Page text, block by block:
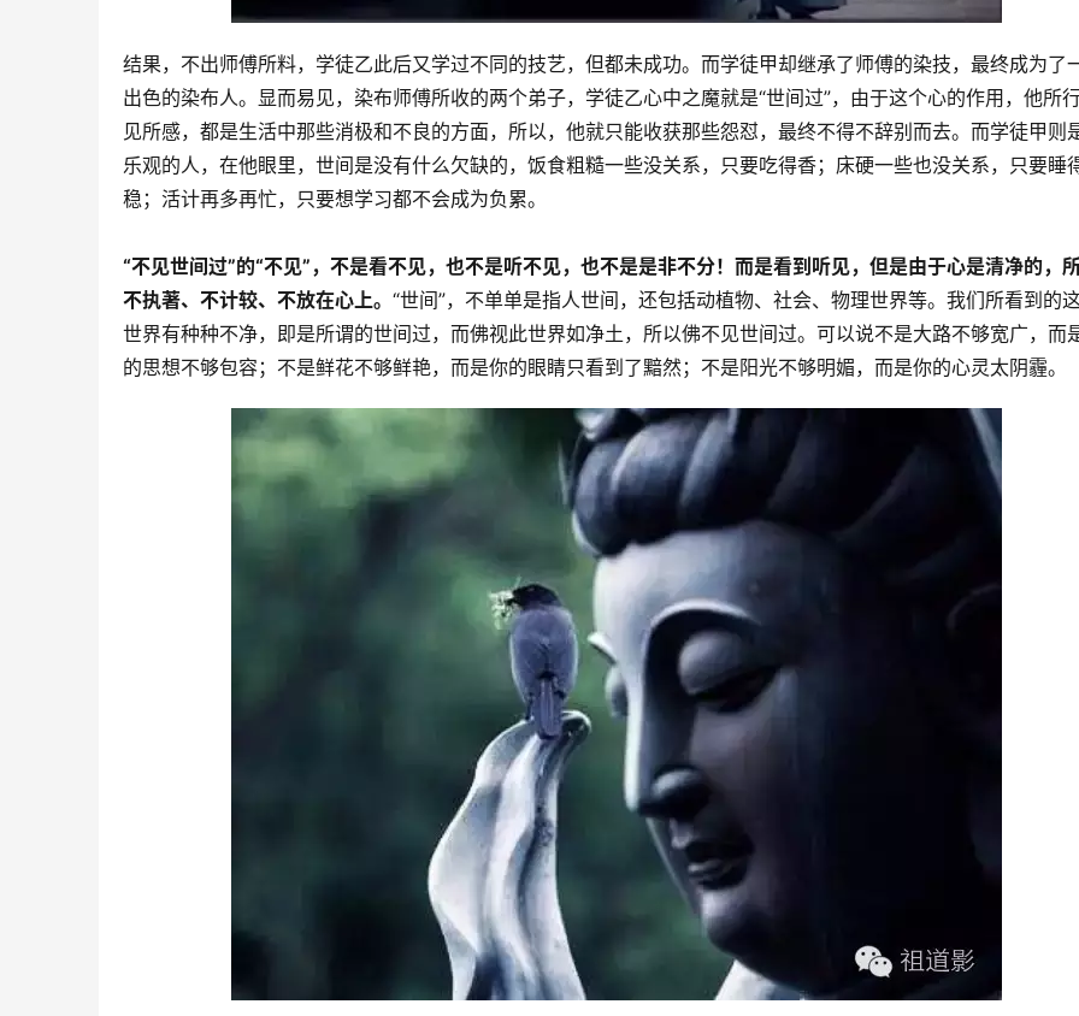
结果，不出师傅所料，学徒乙此后又学过不同的技艺，但都未成功。而学徒甲却继承了师傅的染技，最终成为了
出色的染布人。显而易见，染布师傅所收的两个弟子，学徒乙心中之魔就是“世间过”，由于这个心的作用，他所
见所感，都是生活中那些消极和不良的方面，所以，他就只能收获那些怨怼，最终不得不辞别而去。而学徒甲则
乐观的人，在他眼里，世间是没有什么欠缺的，饭食粗糙一些没关系，只要吃得香；床硬一些也没关系，只要睡
稳；活计再多再忙，只要想学习都不会成为负累。
“不见世间过”的“不见”，不是看不见，也不是听不见，也不是是非不分！而是看到听见，但是由于心是清净的，
不执著、不计较、不放在心上。 “世间”，不单单是指人世间，还包括动植物、社会、物理世界等。我们所看到的
世界有种种不净，即是所谓的世间过，而佛视此世界如净土，所以佛不见世间过。可以说不是大路不够宽广，而
的思想不够包容；不是鲜花不够鲜艳，而是你的眼睛只看到了黯然；不是阳光不够明媚，而是你的心灵太阴霾。